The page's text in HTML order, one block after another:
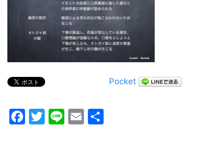
Pocket
Facebook
Twitter
LineEmail